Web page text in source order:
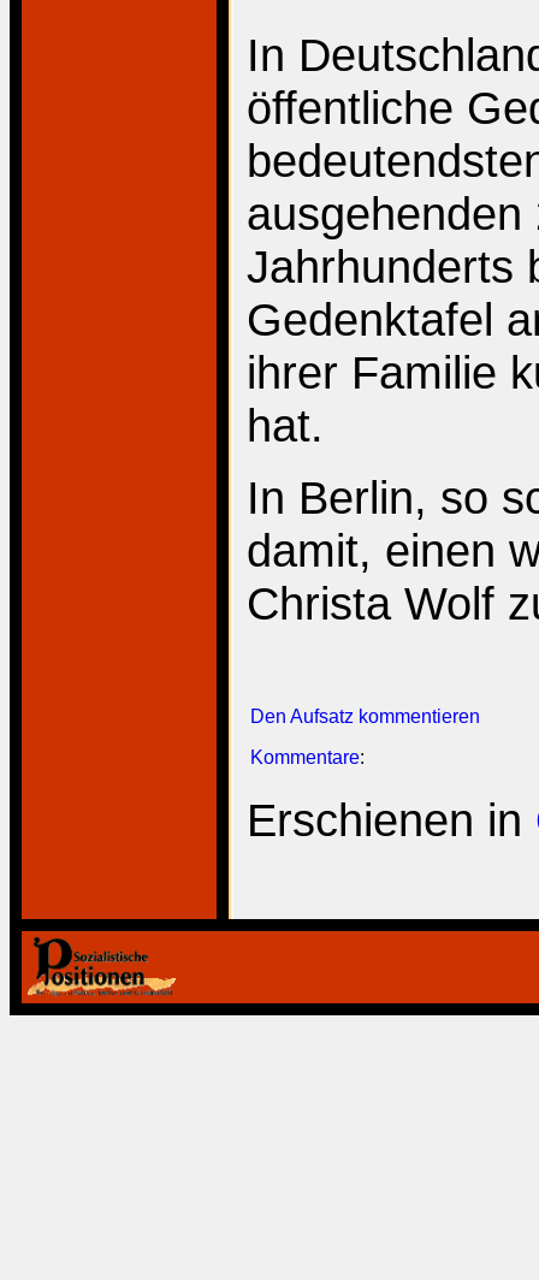
In
öffentliche
Jahrhunderts
Gedenktafel
ihrer Familie
hat.
In Berlin, so
damit, einen
Christa Wolf
Den Aufsatz kommentieren
Kommentare:
Erschienen in